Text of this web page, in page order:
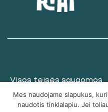
Visos teisės saugomos
© 2025
Mes naudojame slapukus,
naudotis tinklalapiu. Jei